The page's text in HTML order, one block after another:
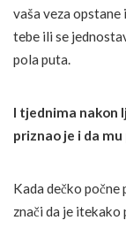
vaša veza
tebe ili se
pola puta.
I tjednima nakon
priznao je i da
Kada dečko
znači da je itekako